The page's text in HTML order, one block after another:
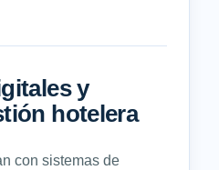
y
hotelera
con sistemas de